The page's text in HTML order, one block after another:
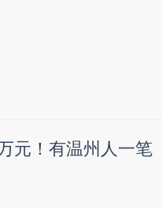
元！有温州人一笔